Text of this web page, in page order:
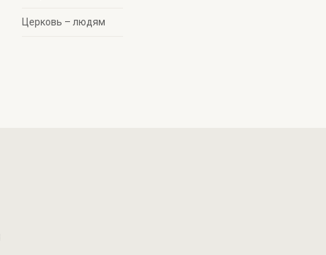
Церковь – людям